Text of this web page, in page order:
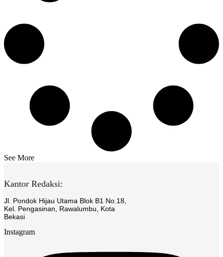
See More
Kantor Redaksi:
Jl. Pondok Hijau Utama Blok B1 No.18,
Kel. Pengasinan, Rawalumbu, Kota
Bekasi
Instagram